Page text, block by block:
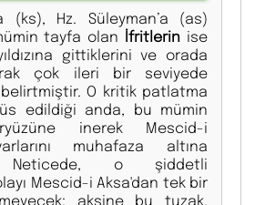
(ks), Hz. Süleyman’a (as)
tayfa olan İfritlerin ise
gittiklerini ve orada
çok ileri bir seviyede
belirtmiştir. O kritik patlatma
edildiği anda, bu mümin
inerek Mescid-i
muhafaza altına
Neticede, o şiddetli
Mescid-i Aksa'dan tek bir
aksine bu tuzak,